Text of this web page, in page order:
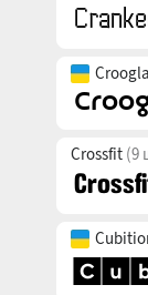
Crossfit (9